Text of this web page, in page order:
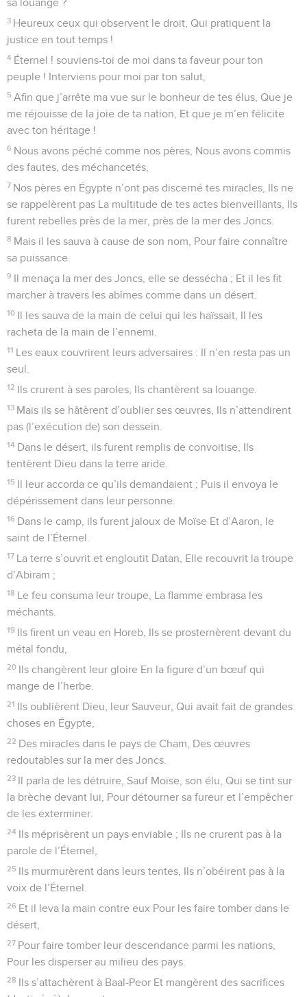
dans leurs desseins Et s’enfoncèrent dans leur faute.
44 Il arrêta sa vue sur leur détresse, Lorsqu’il entendit leur cri.
selon sa grande bienveillance
tenaient captifs.
Sauve-nous, Éternel, notre Dieu ! Et rassemble-nous du
Et que nous mettions notre gloire à te louer !
ÉTERNITÉ ! ET QUE TOUT LE PEUPLE DISE : AMEN ! LOUEZ
L’ÉTERNEL !
© Société biblique française – Bibli’O, 1978, avec autorisation. Pour vous procurer
une Bible imprimée, rendez-vous sur www.editionsbiblio.fr
Psaumes 107
Seuls les Évangiles sont disponibles en vidéo pour le moment.
Je veux réveiller l'aurore
1 Célébrez l’Éternel, car il est bon, Car sa bienveillance dure
à toujours !
2 Que les rachetés de l’Éternel le disent, Ceux qu’il a
rachetés de la main de l’adversaire
3 Et rassemblés de tous les pays, De l’est et de l’ouest, du
nord et de la mer !
4
Ils erraient dans le désert, en chemin sur une terre aride, Ils
ne trouvaient pas de ville habitable.
5
Ils souffraient de la faim et de la soif ; Leur âme était
abattue.
6 Dans leur détresse, ils crièrent à l’Éternel, Et il les délivra
de leurs angoisses.
7 Il les conduisit par le droit chemin, Pour qu’ils aillent vers
une ville habitable.
8 Qu’ils célèbrent l’Éternel (pour) sa bienveillance Et pour ses
merveilles en faveur des humains !
9 Car il a rassasié l’âme avide, Il a comblé de biens l’âme
affamée.
10 D’autres habitaient les ténèbres et l’ombre de la mort
Prisonniers dans le malheur et dans les fers,
11 Parce qu’ils s’étaient révoltés contre les paroles de Dieu,
Parce qu’ils avaient dédaigné le conseil du Très-Haut.
12
personne ne les secourut.
13
Dans leur détresse, ils crièrent à l’Éternel, Et il les sauva de
leurs angoisses.
14
rompit leurs liens.
15
Qu’ils célèbrent l’Éternel (pour) sa bienveillance Et pour
ses merveilles en faveur des humains !
16
Car il a brisé les portes de bronze, Il a rompu les verrous
de fer.